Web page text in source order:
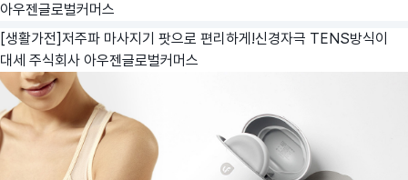
아우젠글로벌커머스
[생활가전]저주파 마사지기 팟으로 편리하게!신경자극 TENS방식이
대세 주식회사 아우젠글로벌커머스